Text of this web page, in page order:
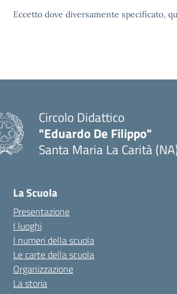
Eccetto dove diversamente specificato,
Circolo Didattico
"Eduardo De Filippo"
Santa Maria La Carità
La Scuola
Presentazione
I luoghi
I numeri della scuola
Le carte della scuola
Organizzazione
La storia